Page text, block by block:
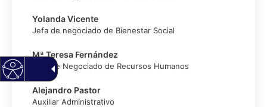
Yolanda Vicente
Jefa de negociado de Bienestar Social
Mª Teresa Fernández
Jefa de Negociado de Recursos Humanos
Alejandro Pastor
Auxiliar Administrativo